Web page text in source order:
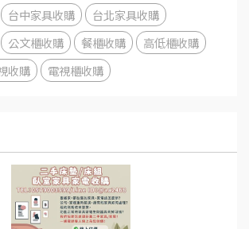
台中家具收購
台北家具收購
公文櫃收購 餐櫃收購
高低櫃收購
收購 電視櫃收購